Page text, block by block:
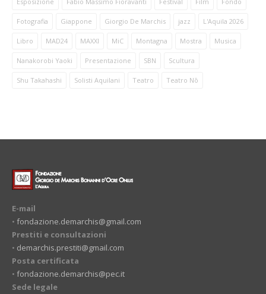
Fotografia Giappone Giorgio De Marchis jazz L'Aquila 2026
Libro MAD24 MAXXI MiC Montagna Mostra Musica
Nanakorobi Yaoki Presentazione SBN Scultura
Shu Takahashi Solisti Aquilani Teatro Teatro Nō
E-mail
• fondazione.demarchis@gmail.com
Prestiti e consultazioni
• demarchis.prestiti@gmail.com
Posta certificata
• fondazione.demarchis@pec.it
Sede legale